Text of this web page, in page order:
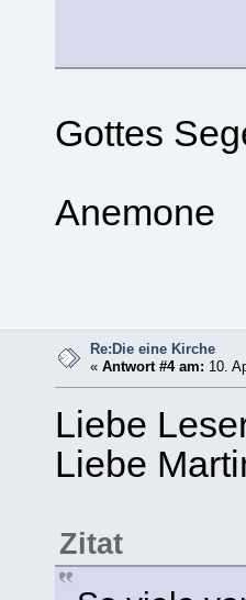
Gottes
Anemone
Re:Die eine Kirche
«Antwort #4 am: 10.
Liebe
Liebe
Zitat